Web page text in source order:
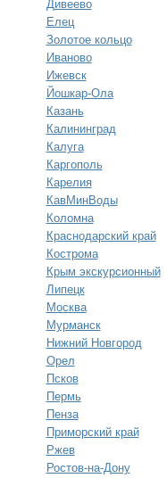
Дивеево
Елец
Золотое кольцо
Иваново
Ижевск
Йошкар-Ола
Казань
Калининград
Калуга
Каргополь
Карелия
КавМинВоды
Коломна
Краснодарский край
Кострома
Крым экскурсионный
Липецк
Москва
Мурманск
Нижний Новгород
Орел
Псков
Пермь
Пенза
Приморский край
Ржев
Ростов-на-Дону